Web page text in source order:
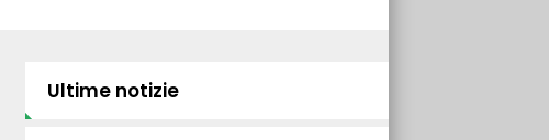
Ultime notizie